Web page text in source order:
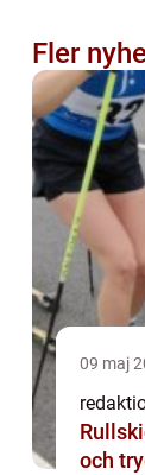
Fler
09 maj
Rullskidor
och